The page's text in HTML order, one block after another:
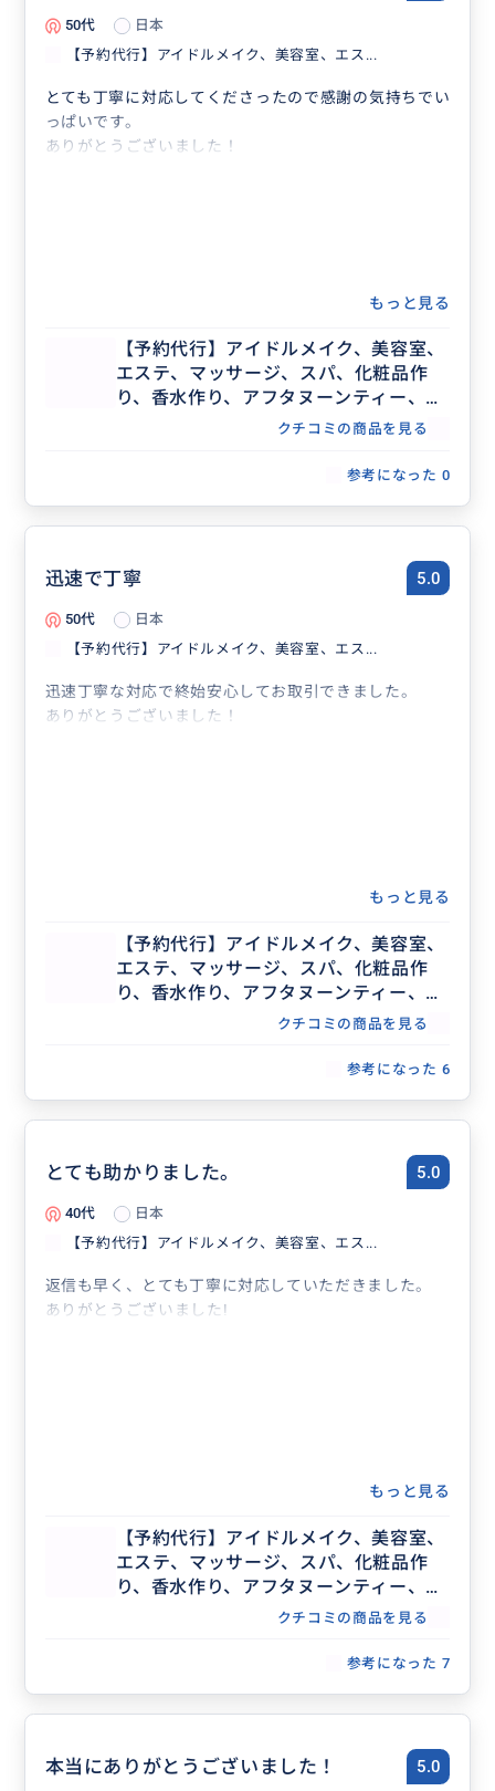
50代
日本
【予約代行】アイドルメイク、美容室、エス...
とても丁寧に対応してくださったので感謝の気持ちでい
っぱいです。
ありがとうございました！
もっと見る
【予約代行】アイドルメイク、美容室、
エステ、マッサージ、スパ、化粧品作
り、香水作り、アフタヌーンティー、記
念日ディナー、レストラン団体予約な
クチコミの商品を見る
参考になった 0
迅速で丁寧 5.0
50代
日本
【予約代行】アイドルメイク、美容室、エス...
迅速丁寧な対応で終始安心してお取引できました。
ありがとうございました！
もっと見る
【予約代行】アイドルメイク、美容室、
エステ、マッサージ、スパ、化粧品作
り、香水作り、アフタヌーンティー、記
念日ディナー、レストラン団体予約な
クチコミの商品を見る
参考になった 6
とても助かりました。 5.0
40代
日本
【予約代行】アイドルメイク、美容室、エス...
返信も早く、とても丁寧に対応していただきました。
ありがとうございました!
もっと見る
【予約代行】アイドルメイク、美容室、
エステ、マッサージ、スパ、化粧品作
り、香水作り、アフタヌーンティー、記
念日ディナー、レストラン団体予約な
クチコミの商品を見る
参考になった 7
本当にありがとうございました！ 5.0